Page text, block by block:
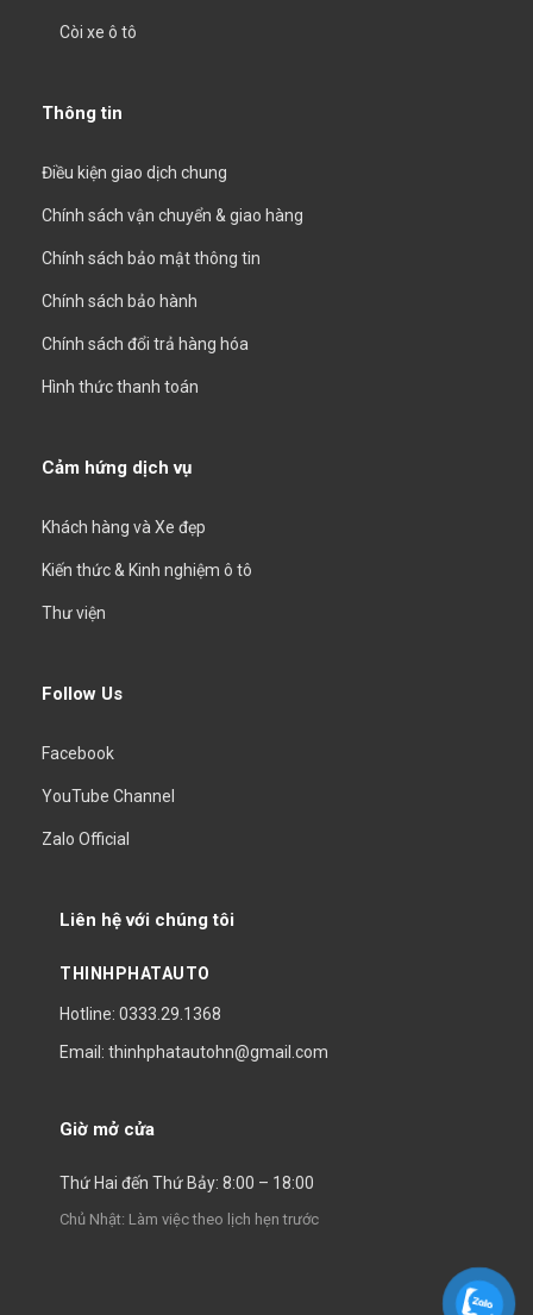
Còi xe ô tô
Thông tin
Điều kiện giao dịch chung
Chính sách vận chuyển & giao hàng
Chính sách bảo mật thông tin
Chính sách bảo hành
Chính sách đổi trả hàng hóa
Hình thức thanh toán
Cảm hứng dịch vụ
Khách hàng và Xe đẹp
Kiến thức & Kinh nghiệm ô tô
Thư viện
Follow Us
Facebook
YouTube Channel
Zalo Official
Liên hệ với chúng tôi
THINHPHATAUTO
Hotline: 0333.29.1368
Email: thinhphatautohn@gmail.com
Giờ mở cửa
Thứ Hai đến Thứ Bảy: 8:00 – 18:00
Chủ Nhật: Làm việc theo lịch hẹn trước